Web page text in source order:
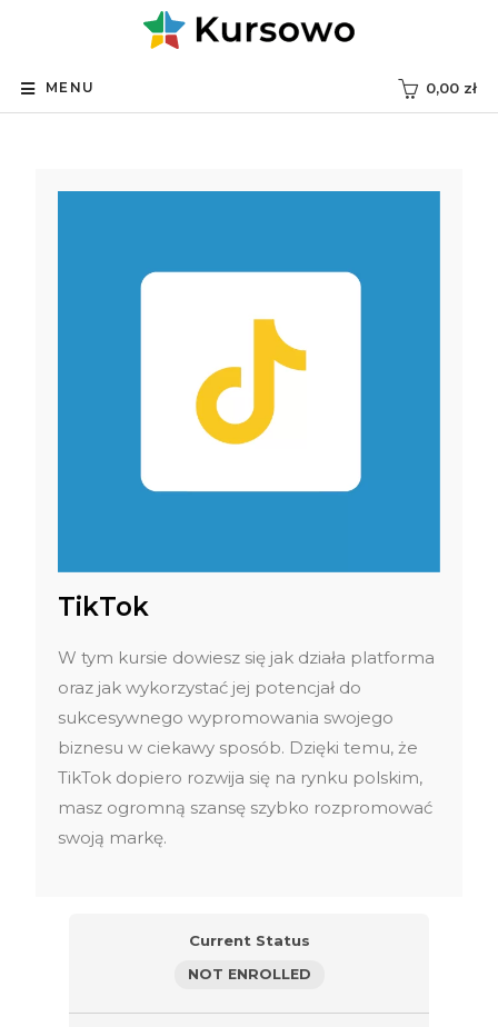
MENU 0,00 zł
TikTok
W tym kursie dowiesz się jak działa platforma
oraz jak wykorzystać jej potencjał do
sukcesywnego wypromowania swojego
biznesu w ciekawy sposób. Dzięki temu, że
TikTok dopiero rozwija się na rynku polskim,
masz ogromną szansę szybko rozpromować
swoją markę.
Current Status
NOT ENROLLED